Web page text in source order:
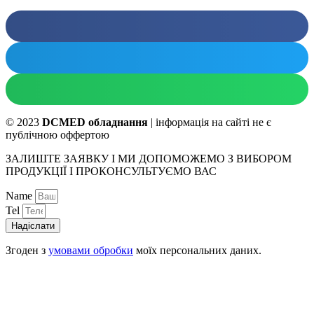
© 2023 DCMED обладнання | інформація на сайті не є
публічною оффертою
ЗАЛИШТЕ ЗАЯВКУ І МИ ДОПОМОЖЕМО З ВИБОРОМ
ПРОДУКЦІЇ І ПРОКОНСУЛЬТУЄМО ВАС
Name
Tel
Надіслати
Згоден з умовами обробки моїх персональних даних.